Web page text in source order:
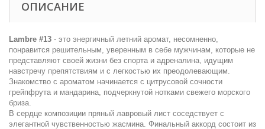
ОПИСАНИЕ
Lambre #13 - это энергичный летний аромат, несомненно,
понравится решительным, уверенным в себе мужчинам, которые не
представляют своей жизни без спорта и адреналина, идущим
навстречу препятствиям и с легкостью их преодолевающим.
Знакомство с ароматом начинается с цитрусовой сочности
грейпфрута и мандарина, подчеркнутой нотками свежего морского
бриза.
В сердце композиции пряный лавровый лист соседствует с
элегантной чувственностью жасмина. Финальный аккорд состоит из